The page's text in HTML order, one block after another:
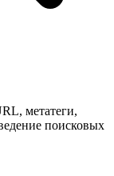
метатеги,
поисковых